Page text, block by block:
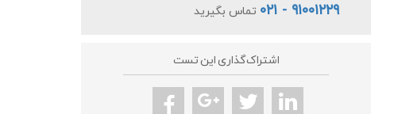
۹۱۰۰۱۲۲۹ - ۰۲۱ تماس بگیرید
اشتراک‌گذاری این تست